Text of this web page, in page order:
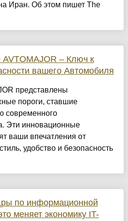
Иран. Об этом пишет The
– Ключ к
вашего Автомобиля
представлены
пороги, ставшие
современного
Эти инновационные
ваши впечатления от
удобство и безопасность
по информационной
меняет экономику IT-